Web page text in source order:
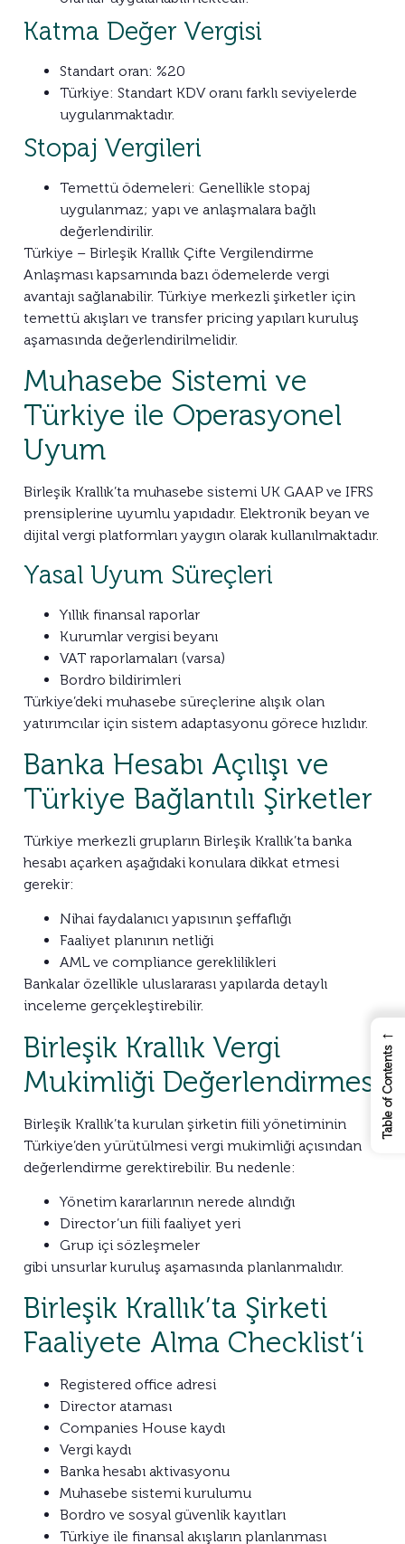
Katma Değer Vergisi
Standart oran: %20
Türkiye: Standart KDV oranı farklı seviyelerde
uygulanmaktadır.
Stopaj Vergileri
Temettü ödemeleri: Genellikle stopaj
uygulanmaz; yapı ve anlaşmalara bağlı
değerlendirilir.
Türkiye – Birleşik Krallık Çifte Vergilendirme
Anlaşması kapsamında bazı ödemelerde vergi
avantajı sağlanabilir. Türkiye merkezli şirketler için
temettü akışları ve transfer pricing yapıları kuruluş
aşamasında değerlendirilmelidir.
Muhasebe Sistemi ve
Türkiye ile Operasyonel
Uyum
Birleşik Krallık’ta muhasebe sistemi UK GAAP ve IFRS
prensiplerine uyumlu yapıdadır. Elektronik beyan ve
dijital vergi platformları yaygın olarak kullanılmaktadır.
Yasal Uyum Süreçleri
Yıllık finansal raporlar
Kurumlar vergisi beyanı
VAT raporlamaları (varsa)
Bordro bildirimleri
Türkiye’deki muhasebe süreçlerine alışık olan
yatırımcılar için sistem adaptasyonu görece hızlıdır.
Banka Hesabı Açılışı ve
Türkiye Bağlantılı Şirketler
Türkiye merkezli grupların Birleşik Krallık’ta banka
hesabı açarken aşağıdaki konulara dikkat etmesi
gerekir:
Nihai faydalanıcı yapısının şeffaflığı
Faaliyet planının netliği
AML ve compliance gereklilikleri
Bankalar özellikle uluslararası yapılarda detaylı
inceleme gerçekleştirebilir.
Birleşik Krallık Vergi
Mukimliği Değerlendirmesi
Birleşik Krallık’ta kurulan şirketin fiili yönetiminin
Türkiye’den yürütülmesi vergi mukimliği açısından
değerlendirme gerektirebilir. Bu nedenle:
Yönetim kararlarının nerede alındığı
Director’un fiili faaliyet yeri
Grup içi sözleşmeler
gibi unsurlar kuruluş aşamasında planlanmalıdır.
Birleşik Krallık’ta Şirketi
Faaliyete Alma Checklist’i
Registered office adresi
Director ataması
Companies House kaydı
Vergi kaydı
Banka hesabı aktivasyonu
Muhasebe sistemi kurulumu
Bordro ve sosyal güvenlik kayıtları
Türkiye ile finansal akışların planlanması
←
Table of Contents